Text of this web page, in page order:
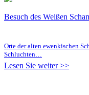
Besuch des Weißen
Orte der alten ewenkischen
Schluchten…
Lesen Sie weiter >>